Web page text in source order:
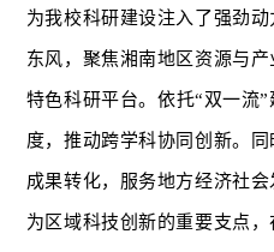
为我校科研建设注入了强劲
东风，聚焦湘南地区资源与
特色科研平台。依托“双一流
度，推动跨学科协同创新。
成果转化，服务地方经济社
为区域科技创新的重要支点